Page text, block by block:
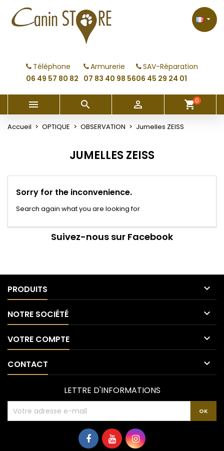
Téléphone
06 49 57 80 82
Armurerie
07 83 40 98 56
SAV-Réparation
06 45 29 24 01

   shopping_cart0
Accueil OPTIQUE OBSERVATION Jumelles ZEISS
JUMELLES ZEISS
Sorry for the inconvenience.
Search again what you are looking for
Suivez-nous sur Facebook
PRODUITS 
NOTRE SOCIÉTÉ 
VOTRE COMPTE 
CONTACT 
My wishlists ×
Create new list
((modalTitle)) ×
((confirmMessage))
((cancelText)) ((modalDeleteText))
Créer une liste d'envies ×
Créer une liste d'envies
Connexion ×
Vous devez être connecté pour ajouter des produits
LETTRE D'INFORMATIONS